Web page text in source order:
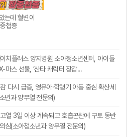
는데 혈변이
첩증
치플러스 양지병원 소아청소년센터, 아이들
마스 선물, ‘산타 캐릭터 장갑...
다시 급증, 영유아·학령기 아동 중심 확산세
년과 양무열 전문의)
열 3일 이상 계속되고 호흡곤란에 구토 동반
심(소아청소년과 양무열 전문의)